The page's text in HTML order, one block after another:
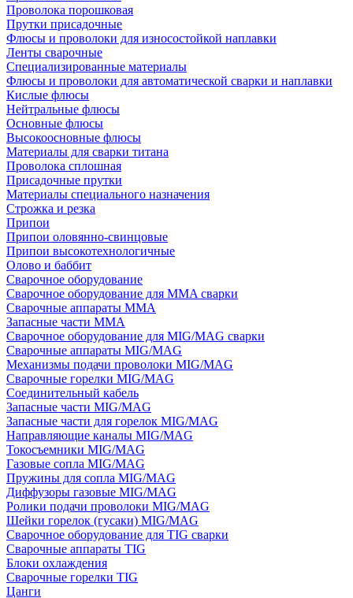
Проволока порошковая
Прутки присадочные
Флюсы и проволоки для износостойкой наплавки
Ленты сварочные
Специализированные материалы
Флюсы и проволоки для автоматической сварки и наплавки
Кислые флюсы
Нейтральные флюсы
Основные флюсы
Высокоосновные флюсы
Материалы для сварки титана
Проволока сплошная
Присадочные прутки
Материалы специального назначения
Строжка и резка
Припои
Припои оловянно-свинцовые
Припои высокотехнологичные
Олово и баббит
Сварочное оборудование
Сварочное оборудование для MMA сварки
Сварочные аппараты MMA
Запасные части MMA
Сварочное оборудование для MIG/MAG сварки
Сварочные аппараты MIG/MAG
Механизмы подачи проволоки MIG/MAG
Сварочные горелки MIG/MAG
Соединительный кабель
Запасные части MIG/MAG
Запасные части для горелок MIG/MAG
Направляющие каналы MIG/MAG
Токосъемники MIG/MAG
Газовые сопла MIG/MAG
Пружины для сопла MIG/MAG
Диффузоры газовые MIG/MAG
Ролики подачи проволоки MIG/MAG
Шейки горелок (гусаки) MIG/MAG
Сварочное оборудование для TIG сварки
Сварочные аппараты TIG
Блоки охлаждения
Сварочные горелки TIG
Цанги